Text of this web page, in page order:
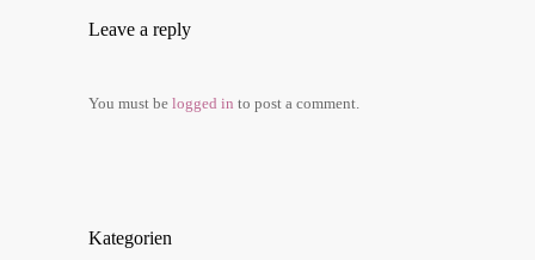
Lea­ve a reply
You must be log­ged in to post a comment.
Kate­go­rien